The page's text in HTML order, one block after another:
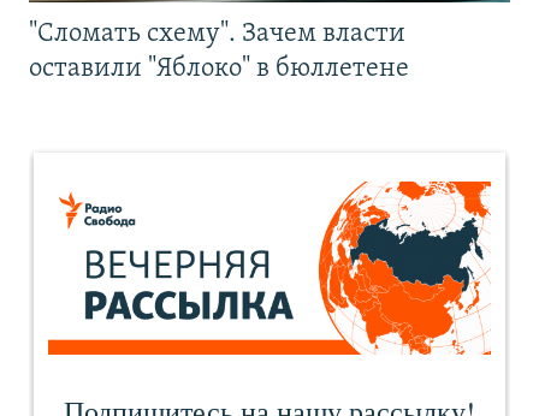
"Сломать схему". Зачем власти
оставили "Яблоко" в бюллетене